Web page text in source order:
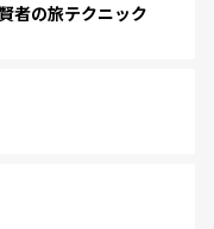
者の旅テクニック